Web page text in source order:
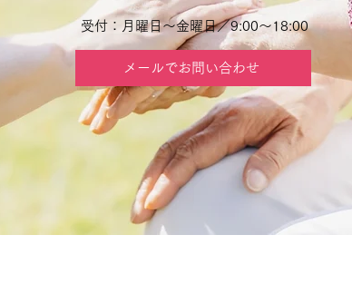
受付：月曜日～金曜日／9:00～18:00
メールでお問い合わせ